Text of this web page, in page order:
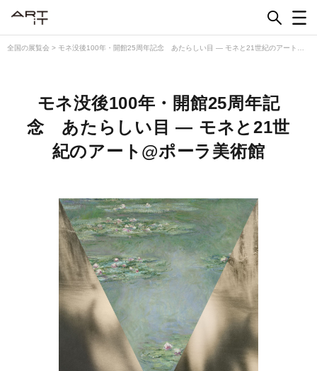
Skip
content
全国の展覧会 > モネ没後100年・開館25周年記念 あたらしい目 ― モネと21世紀のアート@
モネ没後100年・開館25周年記
念 あたらしい目 ― モネと21世
紀のアート@ポーラ美術館